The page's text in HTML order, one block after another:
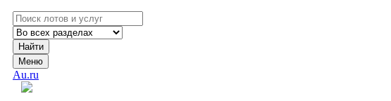
Найти
Меню
Au.ru